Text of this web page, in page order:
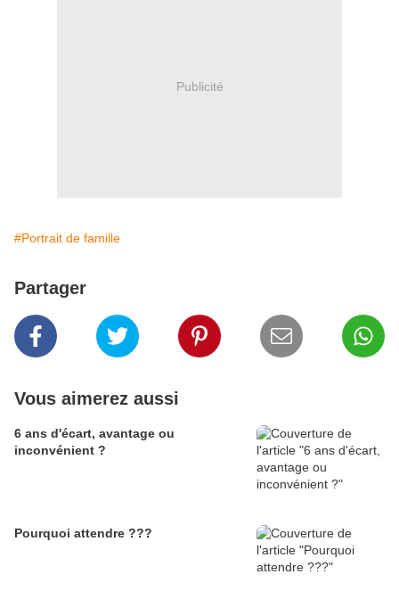
Publicité
#Portrait de famille
Partager
Vous aimerez aussi
6 ans d'écart, avantage ou
inconvénient ?
Pourquoi attendre ???